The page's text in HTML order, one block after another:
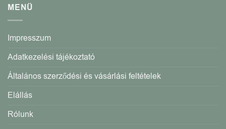
MENÜ
Impresszum
Adatkezelési tájékoztató
Általános szerződési és vásárlási feltételek
Elállás
Rólunk